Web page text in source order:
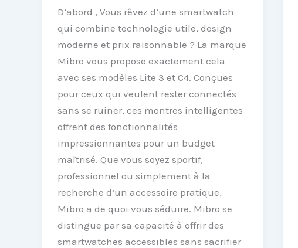
D’abord , Vous rêvez d’une smartwatch
qui combine technologie utile, design
moderne et prix raisonnable ? La marque
Mibro vous propose exactement cela
avec ses modèles Lite 3 et C4. Conçues
pour ceux qui veulent rester connectés
sans se ruiner, ces montres intelligentes
offrent des fonctionnalités
impressionnantes pour un budget
maîtrisé. Que vous soyez sportif,
professionnel ou simplement à la
recherche d’un accessoire pratique,
Mibro a de quoi vous séduire. Mibro se
distingue par sa capacité à offrir des
smartwatches accessibles sans sacrifier